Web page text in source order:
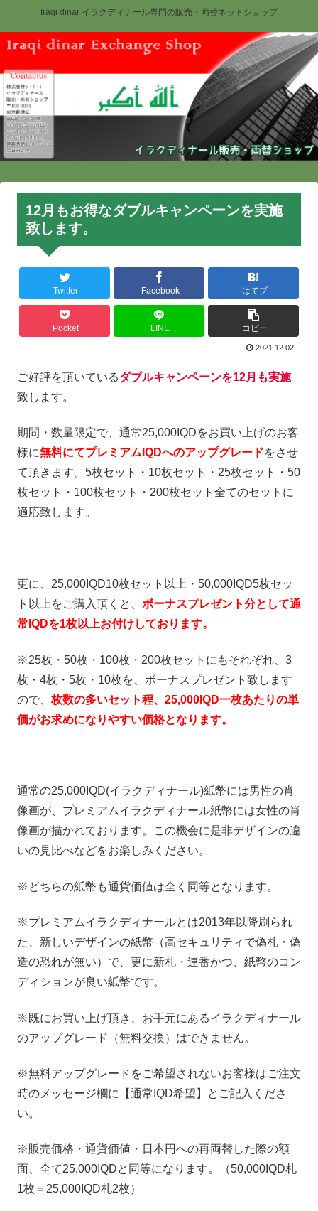
Iraqi dinar イラクディナール専門の販売・両替ネットショップ
12月もお得なダブルキャンペーンを実施
致します。
Twitter Facebook はてブ
Pocket LINE コピー
2021.12.02
ご好評を頂いているダブルキャンペーンを12月も実施
致します。
期間・数量限定で、通常25,000IQDをお買い上げのお客
様に無料にてプレミアムIQDへのアップグレードをさせ
て頂きます。5枚セット・10枚セット・25枚セット・50
枚セット・100枚セット・200枚セット全てのセットに
適応致します。
更に、25,000IQD10枚セット以上・50,000IQD5枚セッ
ト以上をご購入頂くと、 ボーナスプレゼント分として通
常IQDを1枚以上お付けしております。
※25枚・50枚・100枚・200枚セットにもそれぞれ、3
枚・4枚・5枚・10枚を、ボーナスプレゼント致します
ので、 枚数の多いセット程、25,000IQD一枚あたりの単
価がお求めになりやすい価格となります。
通常の25,000IQD(イラクディナール)紙幣には男性の肖
像画が、プレミアムイラクディナール紙幣には女性の肖
像画が描かれております。この機会に是非デザインの違
いの見比べなどをお楽しみください。
※どちらの紙幣も通貨価値は全く同等となります。
※プレミアムイラクディナールとは2013年以降刷られ
た、新しいデザインの紙幣（高セキュリティで偽札・偽
造の恐れが無い）で、更に新札・連番かつ、紙幣のコン
ディションが良い紙幣です。
※既にお買い上げ頂き、お手元にあるイラクディナール
のアップグレード（無料交換）はできません。
※無料アップグレードをご希望されないお客様はご注文
時のメッセージ欄に【通常IQD希望】とご記入くださ
い。
※販売価格・通貨価値・日本円への再両替した際の額
面、全て25,000IQDと同等になります。（50,000IQD札
1枚＝25,000IQD札2枚）